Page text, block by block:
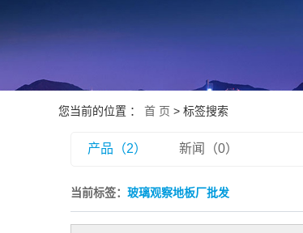
您当前的位置 ： 首 页 > 标签搜索
产品（2） 新闻（0）
当前标签： 玻璃观察地板厂批发